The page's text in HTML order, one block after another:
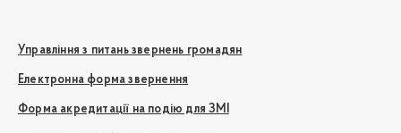
Управління з питань звернень громадян
Електронна форма звернення
Форма акредитації на подію для ЗМІ